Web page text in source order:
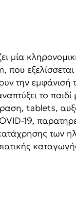
εξελίσσεται
την εμφάνισή
το
tablets,
19,
των